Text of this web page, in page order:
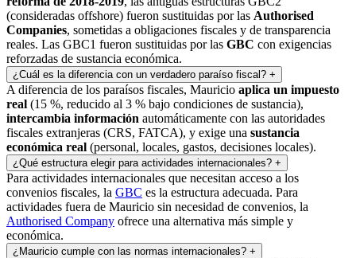
(consideradas offshore) fueron sustituidas por las Authorised
Companies, sometidas a obligaciones fiscales y de transparencia
reales. Las GBC1 fueron sustituidas por las GBC con exigencias
reforzadas de sustancia económica.
¿Cuál es la diferencia con un verdadero paraíso fiscal? +
A diferencia de los paraísos fiscales, Mauricio aplica un impuesto
real (15 %, reducido al 3 % bajo condiciones de sustancia),
intercambia información automáticamente con las autoridades
fiscales extranjeras (CRS, FATCA), y exige una sustancia
económica real (personal, locales, gastos, decisiones locales).
¿Qué estructura elegir para actividades internacionales? +
Para actividades internacionales que necesitan acceso a los
convenios fiscales, la GBC es la estructura adecuada. Para
actividades fuera de Mauricio sin necesidad de convenios, la
Authorised Company ofrece una alternativa más simple y
económica.
¿Mauricio cumple con las normas internacionales? +